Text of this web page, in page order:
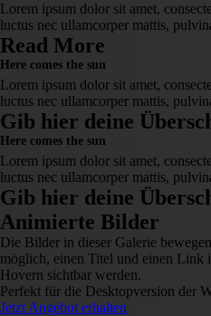
Lorem ipsum dolor sit amet,
luctus nec ullamcorper mattis,
Read More
Here comes the sun
Lorem ipsum dolor sit amet,
luctus nec ullamcorper mattis,
Gib hier deine
Here comes the sun
Lorem ipsum dolor sit amet,
luctus nec ullamcorper mattis,
Gib hier deine
Animierte Bilder
Die Bilder in dieser Galerie
möglich, einen Titel und einen Link
Hovern sichtbar werden.
Perfekt für die Desktopversion der
Jetzt Angebot erhalten